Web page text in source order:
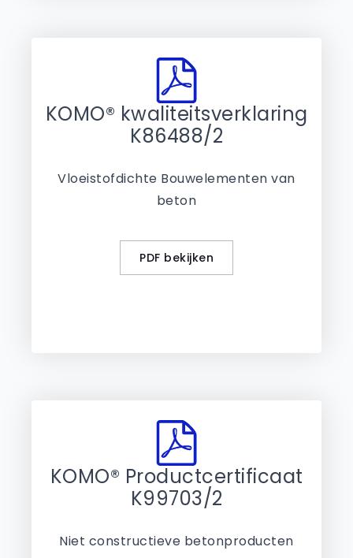
KOMO® kwaliteitsverklaring
K86488/2
Vloeistofdichte Bouwelementen van
beton
PDF bekijken
KOMO® Productcertificaat
K99703/2
Niet constructieve betonproducten